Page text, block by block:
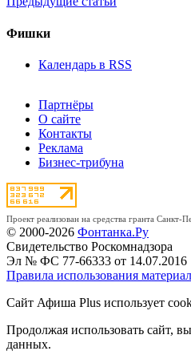
Фишки
Календарь в RSS
Партнёры
О сайте
Контакты
Реклама
Бизнес-трибуна
Проект реализован на средства гранта Санкт-
© 2000-2026 Фонтанка.Ру
Свидетельство Роскомнадзора
Эл № ФС 77-66333 от 14.07.2016
Правила использования
Сайт Афиша Plus использует
Продолжая использовать сайт,
данных.